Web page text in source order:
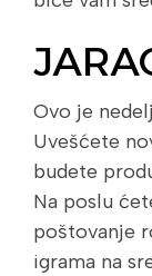
Ovo je
Uvešćete
budete
Na poslu
poštovanje
igrama na